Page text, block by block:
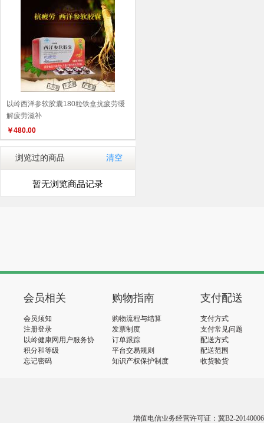
以岭西洋参软胶囊180粒铁盒抗疲劳缓
解疲劳滋补
￥480.00
浏览过的商品 清空
暂无浏览商品记录
会员相关
会员须知
注册登录
以岭健康网用户服务协
议
积分和等级
忘记密码
购物指南
购物流程与结算
发票制度
订单跟踪
平台交易规则
知识产权保护制度
支付配送
支付方式
支付常见问题
配送方式
配送范围
收货验货
增值电信业务经营许可证：冀B2-20140006